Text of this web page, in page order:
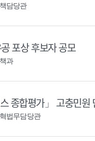
담당관
포상 후보자 공모
과
종합평가」 고충민
법무담당관